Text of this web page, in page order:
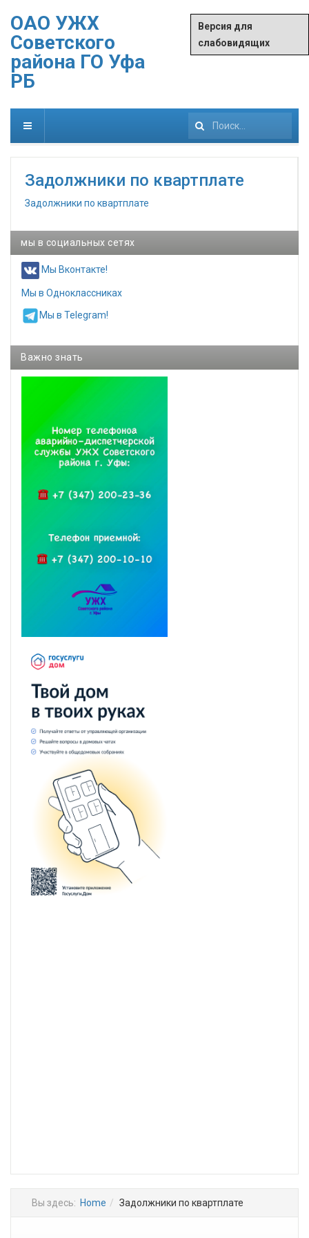
ОАО УЖХ
Советского
района ГО Уфа
РБ
Версия для
слабовидящих
Искать...
Задолжники по квартплате
Задолжники по квартплате
мы в социальных сетях
Мы Вконтакте!
Мы в Одноклассниках
Мы в Telegram!
Важно знать
Вы здесь: Home Задолжники по квартплате